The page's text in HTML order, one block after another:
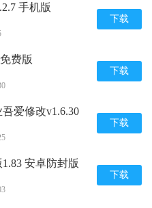
手机版
下载
费版
下载
爱修改v1.6.30
下载
安卓防封版
下载